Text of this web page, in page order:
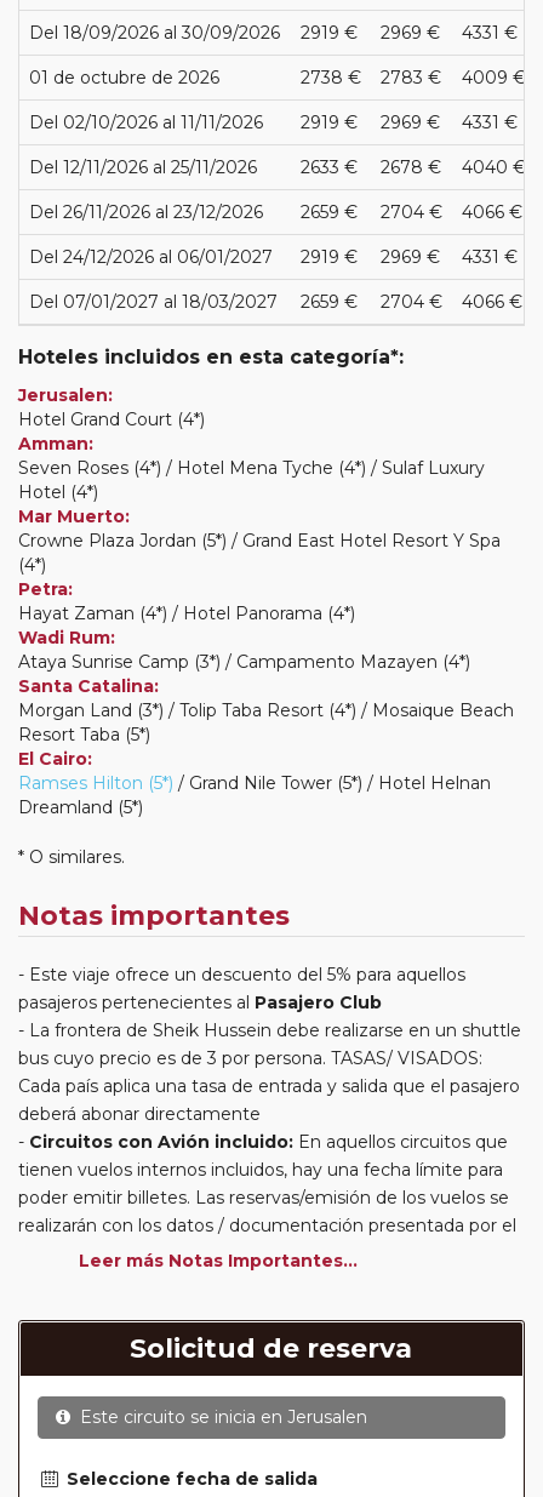
Del 18/09/2026 al 30/09/2026 2919 € 2969 € 4331 €
01 de octubre de 2026 2738 € 2783 € 4009 €
Del 02/10/2026 al 11/11/2026 2919 € 2969 € 4331 €
Del 12/11/2026 al 25/11/2026 2633 € 2678 € 4040 €
Del 26/11/2026 al 23/12/2026 2659 € 2704 € 4066 €
Del 24/12/2026 al 06/01/2027 2919 € 2969 € 4331 €
Del 07/01/2027 al 18/03/2027 2659 € 2704 € 4066 €
Hoteles incluidos en esta categoría*:
Jerusalen:
Hotel Grand Court (4*)
Amman:
Seven Roses (4*) / Hotel Mena Tyche (4*) / Sulaf Luxury
Hotel (4*)
Mar Muerto:
Crowne Plaza Jordan (5*) / Grand East Hotel Resort Y Spa
(4*)
Petra:
Hayat Zaman (4*) / Hotel Panorama (4*)
Wadi Rum:
Ataya Sunrise Camp (3*) / Campamento Mazayen (4*)
Santa Catalina:
Morgan Land (3*) / Tolip Taba Resort (4*) / Mosaique Beach
Resort Taba (5*)
El Cairo:
Ramses Hilton (5*) / Grand Nile Tower (5*) / Hotel Helnan
Dreamland (5*)
* O similares.
Notas importantes
Este viaje ofrece un descuento del 5% para aquellos
pasajeros pertenecientes al Pasajero Club
La frontera de Sheik Hussein debe realizarse en un shuttle
bus cuyo precio es de 3 por persona. TASAS/ VISADOS:
Cada país aplica una tasa de entrada y salida que el pasajero
deberá abonar directamente
Circuitos con Avión incluido: En aquellos circuitos que
tienen vuelos internos incluidos, hay una fecha límite para
poder emitir billetes. Las reservas/emisión de los vuelos se
realizarán con los datos / documentación presentada por el
cliente o que conste en su reserva. Una vez realizada la
billete emitido y la necesidad de tener que emitir un nuevo
billete. No nos responsabilizaremos de los gastos
generados de cancelación y nueva emisión. Hacer una
reserva nueva puede implicar la posibilidad de no conseguir
aéreas se reservan el derecho de que un billete con un
Leer más Notas Importantes...
Solicitud de reserva
Este circuito se inicia en Jerusalen
Seleccione fecha de salida